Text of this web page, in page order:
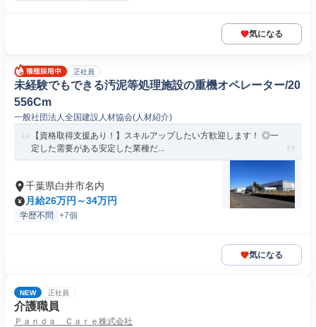
気になる
正社員
未経験でもできる汚泥等処理施設の重機オペレーター/20
556Cm
一般社団法人全国建設人材協会(人材紹介)
【資格取得支援あり！】スキルアップしたい方歓迎します！ ◎一
定した需要がある安定した業種だ...
千葉県白井市名内
月給26万円～34万円
学歴不問 +7個
気になる
NEW 正社員
介護職員
Ｐａｎｄａ Ｃａｒｅ株式会社